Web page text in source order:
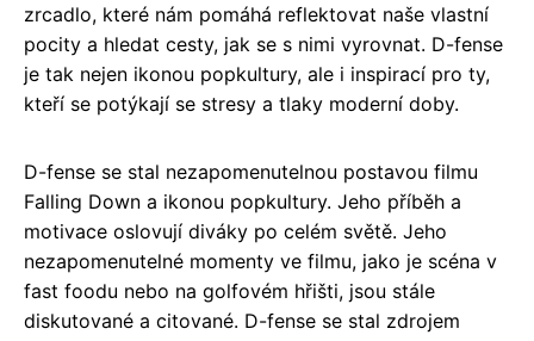
zrcadlo, které nám pomáhá reflektovat naše vlastní
pocity a hledat cesty, jak se s nimi vyrovnat. D-fense
je tak nejen ikonou popkultury, ale i inspirací pro ty,
kteří se potýkají se stresy a tlaky moderní doby.
D-fense se stal nezapomenutelnou postavou filmu
Falling Down a ikonou popkultury. Jeho příběh a
motivace oslovují diváky po celém světě. Jeho
nezapomenutelné momenty ve filmu, jako je scéna v
fast foodu nebo na golfovém hřišti, jsou stále
diskutované a citované. D-fense se stal zdrojem